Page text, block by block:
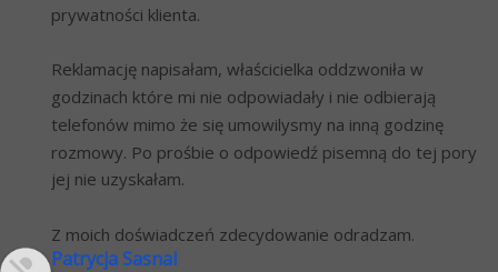
prywatności klienta.
Reklamację napisałam, właścicielka oddzwoniła w
godzinach które mi nie odpowiadały i nie odbierają
telefonów mimo że się umowilysmy na inną godzinę
rozmowy. Po prośbie o odpowiedź pisemną do tej pory
jej nie uzyskałam.
Z moich doświadczeń zdecydowanie odradzam.
Patrycja Sasnal